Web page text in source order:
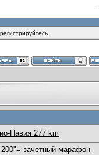
Павия 277 km
зачетный марафон-